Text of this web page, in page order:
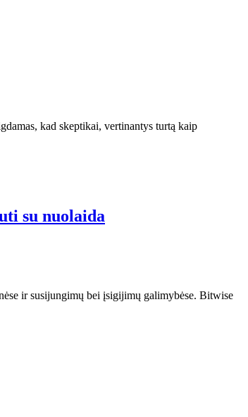
kad skeptikai, vertinantys turtą kaip
su nuolaida
ir susijungimų bei įsigijimų galimybėse. Bitwise